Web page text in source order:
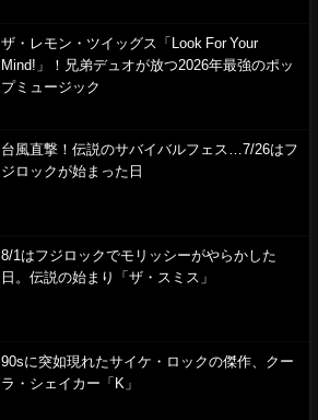
ザ・レモン・ツイッグス「Look For Your
Mind!」！兄弟デュオが放つ2026年最強のポッ
プミュージック
台風直撃！伝説のサバイバルフェス…7/26はフ
ジロックが始まった日
8/1はフジロックでモリッシーがやらかした
日。伝説の始まり「ザ・スミス」
90sに突如現れたサイケ・ロックの傑作、クー
ラ・シェイカー「K」